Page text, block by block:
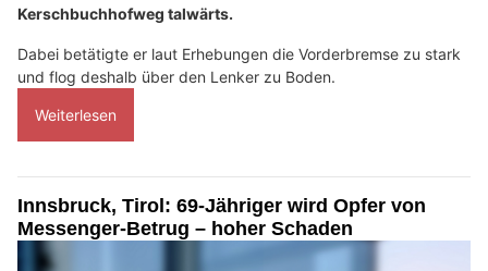
Kerschbuchhofweg talwärts.
Dabei betätigte er laut Erhebungen die Vorderbremse zu stark
und flog deshalb über den Lenker zu Boden.
Weiterlesen
Innsbruck, Tirol: 69-Jähriger wird Opfer von
Messenger-Betrug – hoher Schaden